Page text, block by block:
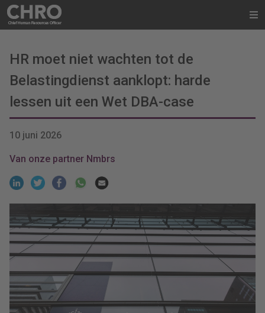
HR moet niet wachten tot de
Belastingdienst aanklopt: harde
lessen uit een Wet DBA-case
10 juni 2026
Van onze partner Nmbrs